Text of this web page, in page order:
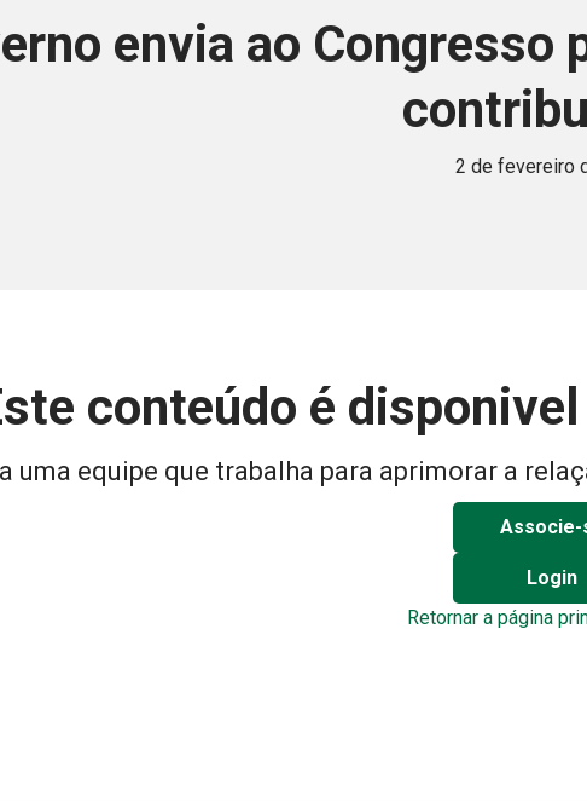
envia ao
2 de fevereiro
conteúdo é
uma equipe que trabalha para aprimorar a
Associe-
Login
Retornar a página